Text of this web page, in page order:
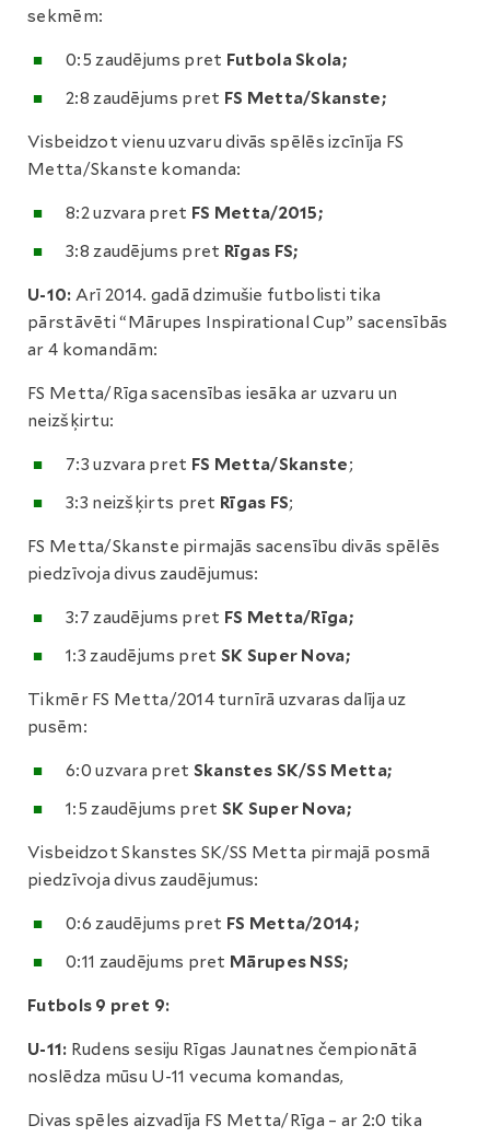
sekmēm:
0:5 zaudējums pret Futbola Skola;
2:8 zaudējums pret FS Metta/Skanste;
Visbeidzot vienu uzvaru divās spēlēs izcīnīja FS
Metta/Skanste komanda:
8:2 uzvara pret FS Metta/2015;
3:8 zaudējums pret Rīgas FS;
U-10: Arī 2014. gadā dzimušie futbolisti tika
pārstāvēti “Mārupes Inspirational Cup” sacensībās
ar 4 komandām:
FS Metta/Rīga sacensības iesāka ar uzvaru un
neizšķirtu:
7:3 uzvara pret FS Metta/Skanste;
3:3 neizšķirts pret Rīgas FS;
FS Metta/Skanste pirmajās sacensību divās spēlēs
piedzīvoja divus zaudējumus:
3:7 zaudējums pret FS Metta/Rīga;
1:3 zaudējums pret SK Super Nova;
Tikmēr FS Metta/2014 turnīrā uzvaras dalīja uz
pusēm:
6:0 uzvara pret Skanstes SK/SS Metta;
1:5 zaudējums pret SK Super Nova;
Visbeidzot Skanstes SK/SS Metta pirmajā posmā
piedzīvoja divus zaudējumus:
0:6 zaudējums pret FS Metta/2014;
0:11 zaudējums pret Mārupes NSS;
Futbols 9 pret 9:
U-11: Rudens sesiju Rīgas Jaunatnes čempionātā
noslēdza mūsu U-11 vecuma komandas,
Divas spēles aizvadīja FS Metta/Rīga – ar 2:0 tika